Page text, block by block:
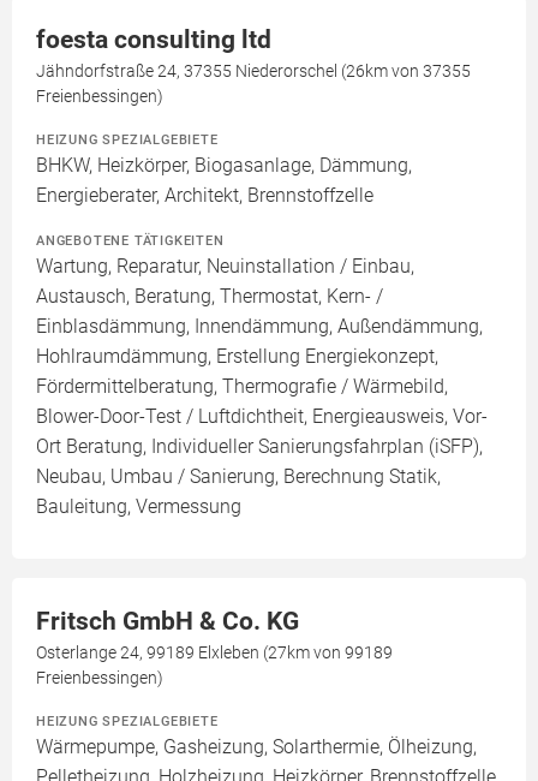
foesta consulting ltd
Jähndorfstraße 24, 37355 Niederorschel (26km von 37355
Freienbessingen)
HEIZUNG SPEZIALGEBIETE
BHKW, Heizkörper, Biogasanlage, Dämmung,
Energieberater, Architekt, Brennstoffzelle
ANGEBOTENE TÄTIGKEITEN
Wartung, Reparatur, Neuinstallation / Einbau,
Austausch, Beratung, Thermostat, Kern- /
Einblasdämmung, Innendämmung, Außendämmung,
Hohlraumdämmung, Erstellung Energiekonzept,
Fördermittelberatung, Thermografie / Wärmebild,
Blower-Door-Test / Luftdichtheit, Energieausweis, Vor-
Ort Beratung, Individueller Sanierungsfahrplan (iSFP),
Neubau, Umbau / Sanierung, Berechnung Statik,
Bauleitung, Vermessung
Fritsch GmbH & Co. KG
Osterlange 24, 99189 Elxleben (27km von 99189
Freienbessingen)
HEIZUNG SPEZIALGEBIETE
Wärmepumpe, Gasheizung, Solarthermie, Ölheizung,